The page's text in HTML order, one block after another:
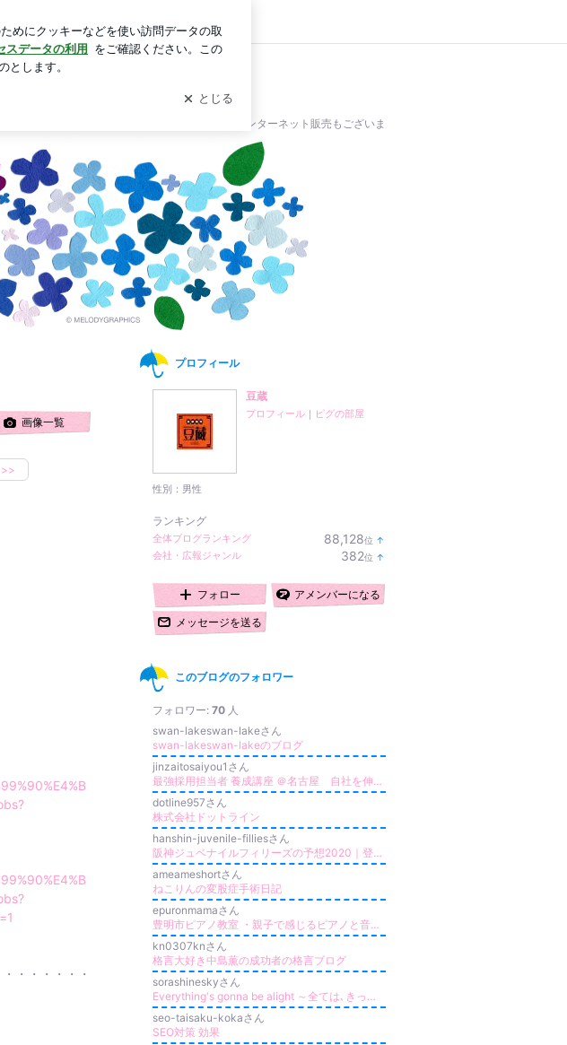
ログイン
自ら現地に赴き買い付けたコーヒーは店頭・インターネット販売もございま
画像一覧
>>
・・・・・・
プロフィール
豆蔵
プロフィール ｜ ピグの部屋
性別： 男性
ランキング
全体ブログランキング 88,128位 ↑
会社・広報ジャンル 382位 ↑
フォロー アメンバーになる
メッセージを送る
このブログのフォロワー
フォロワー: 70 人
swan-lakeswan-lakeさん
swan-lakeswan-lakeのブログ
jinzaitosaiyou1さん
最強採用担当者 養成講座 ＠名古屋 自社を伸ばす採用担当者になろう
dotline957さん
株式会社ドットライン
hanshin-juvenile-filliesさん
阪神ジュベナイルフィリーズの予想2020｜登録馬・出走馬・軸馬データ速報
ameameshortさん
ねこりんの変股症手術日記
epuronmamaさん
豊明市ピアノ教室 ・親子で感じるピアノと音楽・リトミック！
kn0307knさん
格言大好き中島薫の成功者の格言ブログ
sorashineskyさん
Everything's gonna be alight ～全ては､きっと､上手くいく～
seo-taisaku-kokaさん
SEO対策 効果